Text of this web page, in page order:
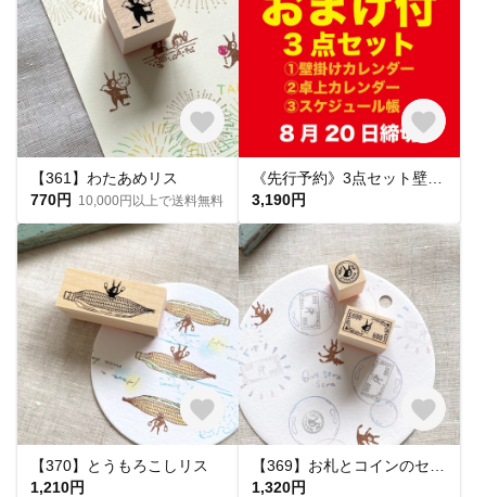
【361】わたあめリス
770円
10,000円以上で送料無料
3,190円
【370】とうもろこしリス
1,210円
1,320円